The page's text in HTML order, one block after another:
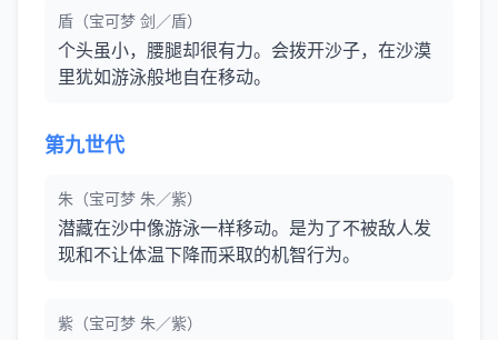
盾（宝可梦 剑／盾）
个头虽小，腰腿却很有力。会拨开沙子，在沙漠
里犹如游泳般地自在移动。
第九世代
朱（宝可梦 朱／紫）
潜藏在沙中像游泳一样移动。是为了不被敌人发
现和不让体温下降而采取的机智行为。
紫（宝可梦 朱／紫）